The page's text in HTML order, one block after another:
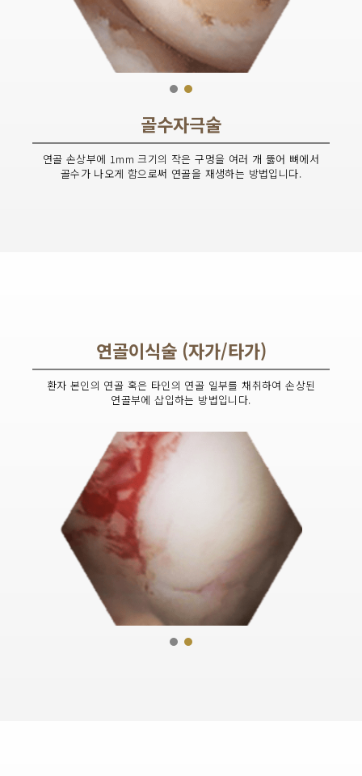
골수자극술
연골 손상부에 1mm 크기의 작은 구멍을 여러 개 뚫어 뼈에서
골수가 나오게 함으로써 연골을 재생하는 방법입니다.
연골이식술 (자가/타가)
환자 본인의 연골 혹은 타인의 연골 일부를 채취하여 손상된
연골부에 삽입하는 방법입니다.
연골이식술 전